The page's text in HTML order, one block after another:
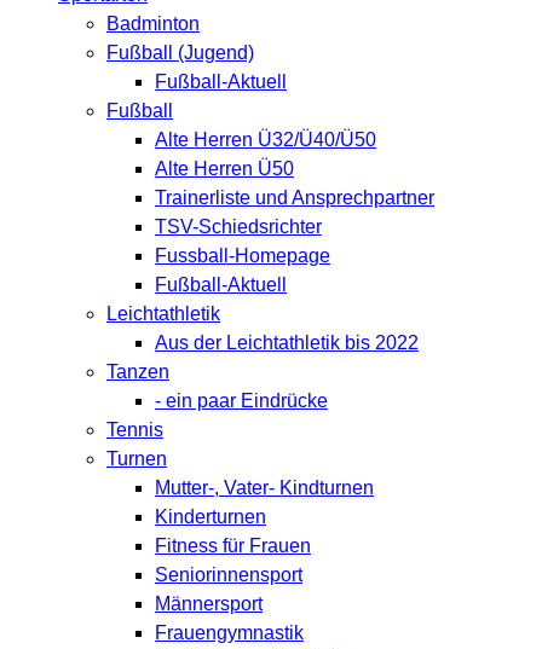
Badminton
Fußball (Jugend)
Fußball-Aktuell
Fußball
Alte Herren Ü32/Ü40/Ü50
Alte Herren Ü50
Trainerliste und Ansprechpartner
TSV-Schiedsrichter
Fussball-Homepage
Fußball-Aktuell
Leichtathletik
Aus der Leichtathletik bis 2022
Tanzen
- ein paar Eindrücke
Tennis
Turnen
Mutter-, Vater- Kindturnen
Kinderturnen
Fitness für Frauen
Seniorinnensport
Männersport
Frauengymnastik